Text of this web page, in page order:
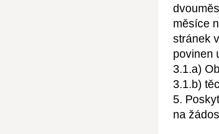
měsíce
stránek
povinen
3.1.a)
3.1.b)
5.
na